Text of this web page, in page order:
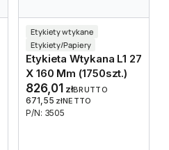
Etykiety wtykane
Etykiety/Papiery
Etykieta Wtykana L1 27
X 160 Mm (1750szt.)
826,01 złBRUTTO
671,55 złNETTO
P/N: 3505